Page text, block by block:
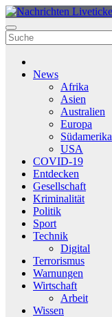
Zum
Inhalt
springen
News
Afrika
Asien
Australien
Europa
Südamerika
USA
COVID-19
Entdecken
Gesellschaft
Kriminalität
Politik
Sport
Technik
Digital
Terrorismus
Warnungen
Wirtschaft
Arbeit
Wissen